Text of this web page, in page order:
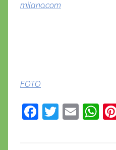
milano.com
FOTO
F
T
E
W